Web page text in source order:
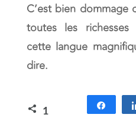
C’est bien dommage
toutes les
cette langue
dire.
Crédit photo : Goume
1